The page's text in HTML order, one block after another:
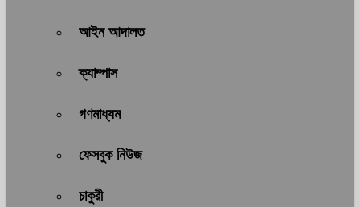
আইন আদালত
ক্যাম্পাস
গণমাধ্যম
ফেসবুক নিউজ
চাকুরী